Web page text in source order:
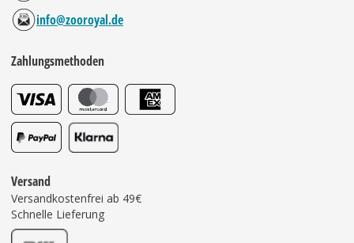
info@zooroyal.de
Zahlungsmethoden
Versand
Versandkostenfrei ab 49€
Schnelle Lieferung